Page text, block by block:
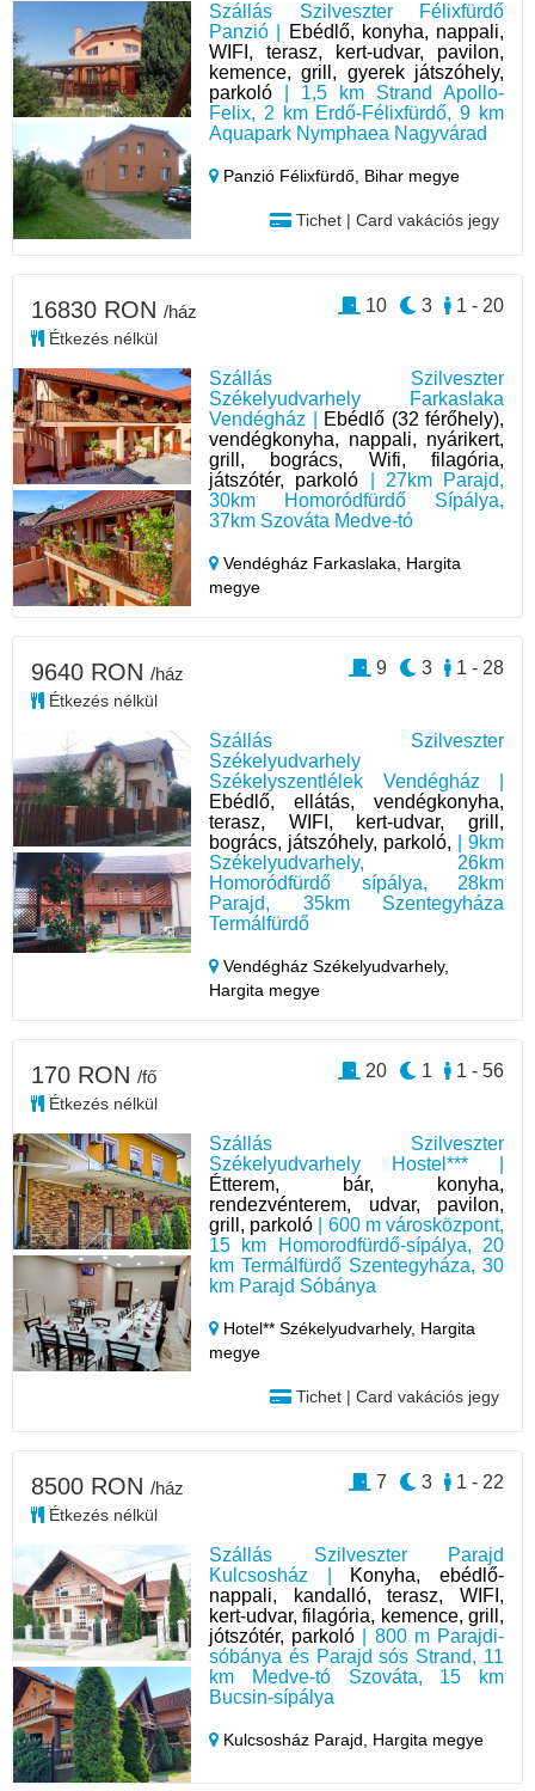
Szállás Szilveszter Félixfürdő
Panzió |
Ebédlő, konyha, nappali,
WIFI, terasz, kert-udvar, pavilon,
kemence, grill, gyerek játszóhely,
parkoló | 1,5 km Strand Apollo-
Felix, 2 km Erdő-Félixfürdő, 9 km
Aquapark Nymphaea Nagyvárad
Panzió Félixfürdő, Bihar megye
Tichet | Card vakációs jegy
Szállás Szilveszter
Székelyudvarhely Farkaslaka
Vendégház |
Ebédlő (32 férőhely),
vendégkonyha, nappali, nyárikert,
grill, bogrács, Wifi, filagória,
játszótér, parkoló | 27km Parajd,
30km Homoródfürdő Sípálya,
37km Szováta Medve-tó
Vendégház Farkaslaka, Hargita
megye
16830 RON /ház
Étkezés nélkül
1 - 20
3
10
Szállás Szilveszter
Székelyudvarhely
Székelyszentlélek Vendégház |
Ebédlő, ellátás, vendégkonyha,
terasz, WIFI, kert-udvar, grill,
bogrács, játszóhely, parkoló, | 9km
Székelyudvarhely, 26km
Homoródfürdő sípálya, 28km
Parajd, 35km Szentegyháza
Termálfürdő
Vendégház Székelyudvarhely,
Hargita megye
9640 RON /ház
Étkezés nélkül
1 - 28
3
9
Szállás Szilveszter
Székelyudvarhely Hostel*** |
Étterem, bár, konyha,
rendezvénterem, udvar, pavilon,
grill, parkoló | 600 m városközpont,
15 km Homorodfürdő-sípálya, 20
km Termálfürdő Szentegyháza, 30
km Parajd Sóbánya
Hotel** Székelyudvarhely, Hargita
megye
Tichet | Card vakációs jegy
170 RON /fő
Étkezés nélkül
1 - 56
1
20
Szállás Szilveszter Parajd
Kulcsosház | Konyha, ebédlő-
nappali, kandalló, terasz, WIFI,
kert-udvar, filagória, kemence, grill,
jótszótér, parkoló | 800 m Parajdi-
sóbánya és Parajd sós Strand, 11
km Medve-tó Szováta, 15 km
Bucsin-sípálya
Kulcsosház Parajd, Hargita megye
8500 RON /ház
Étkezés nélkül
1 - 22
3
7